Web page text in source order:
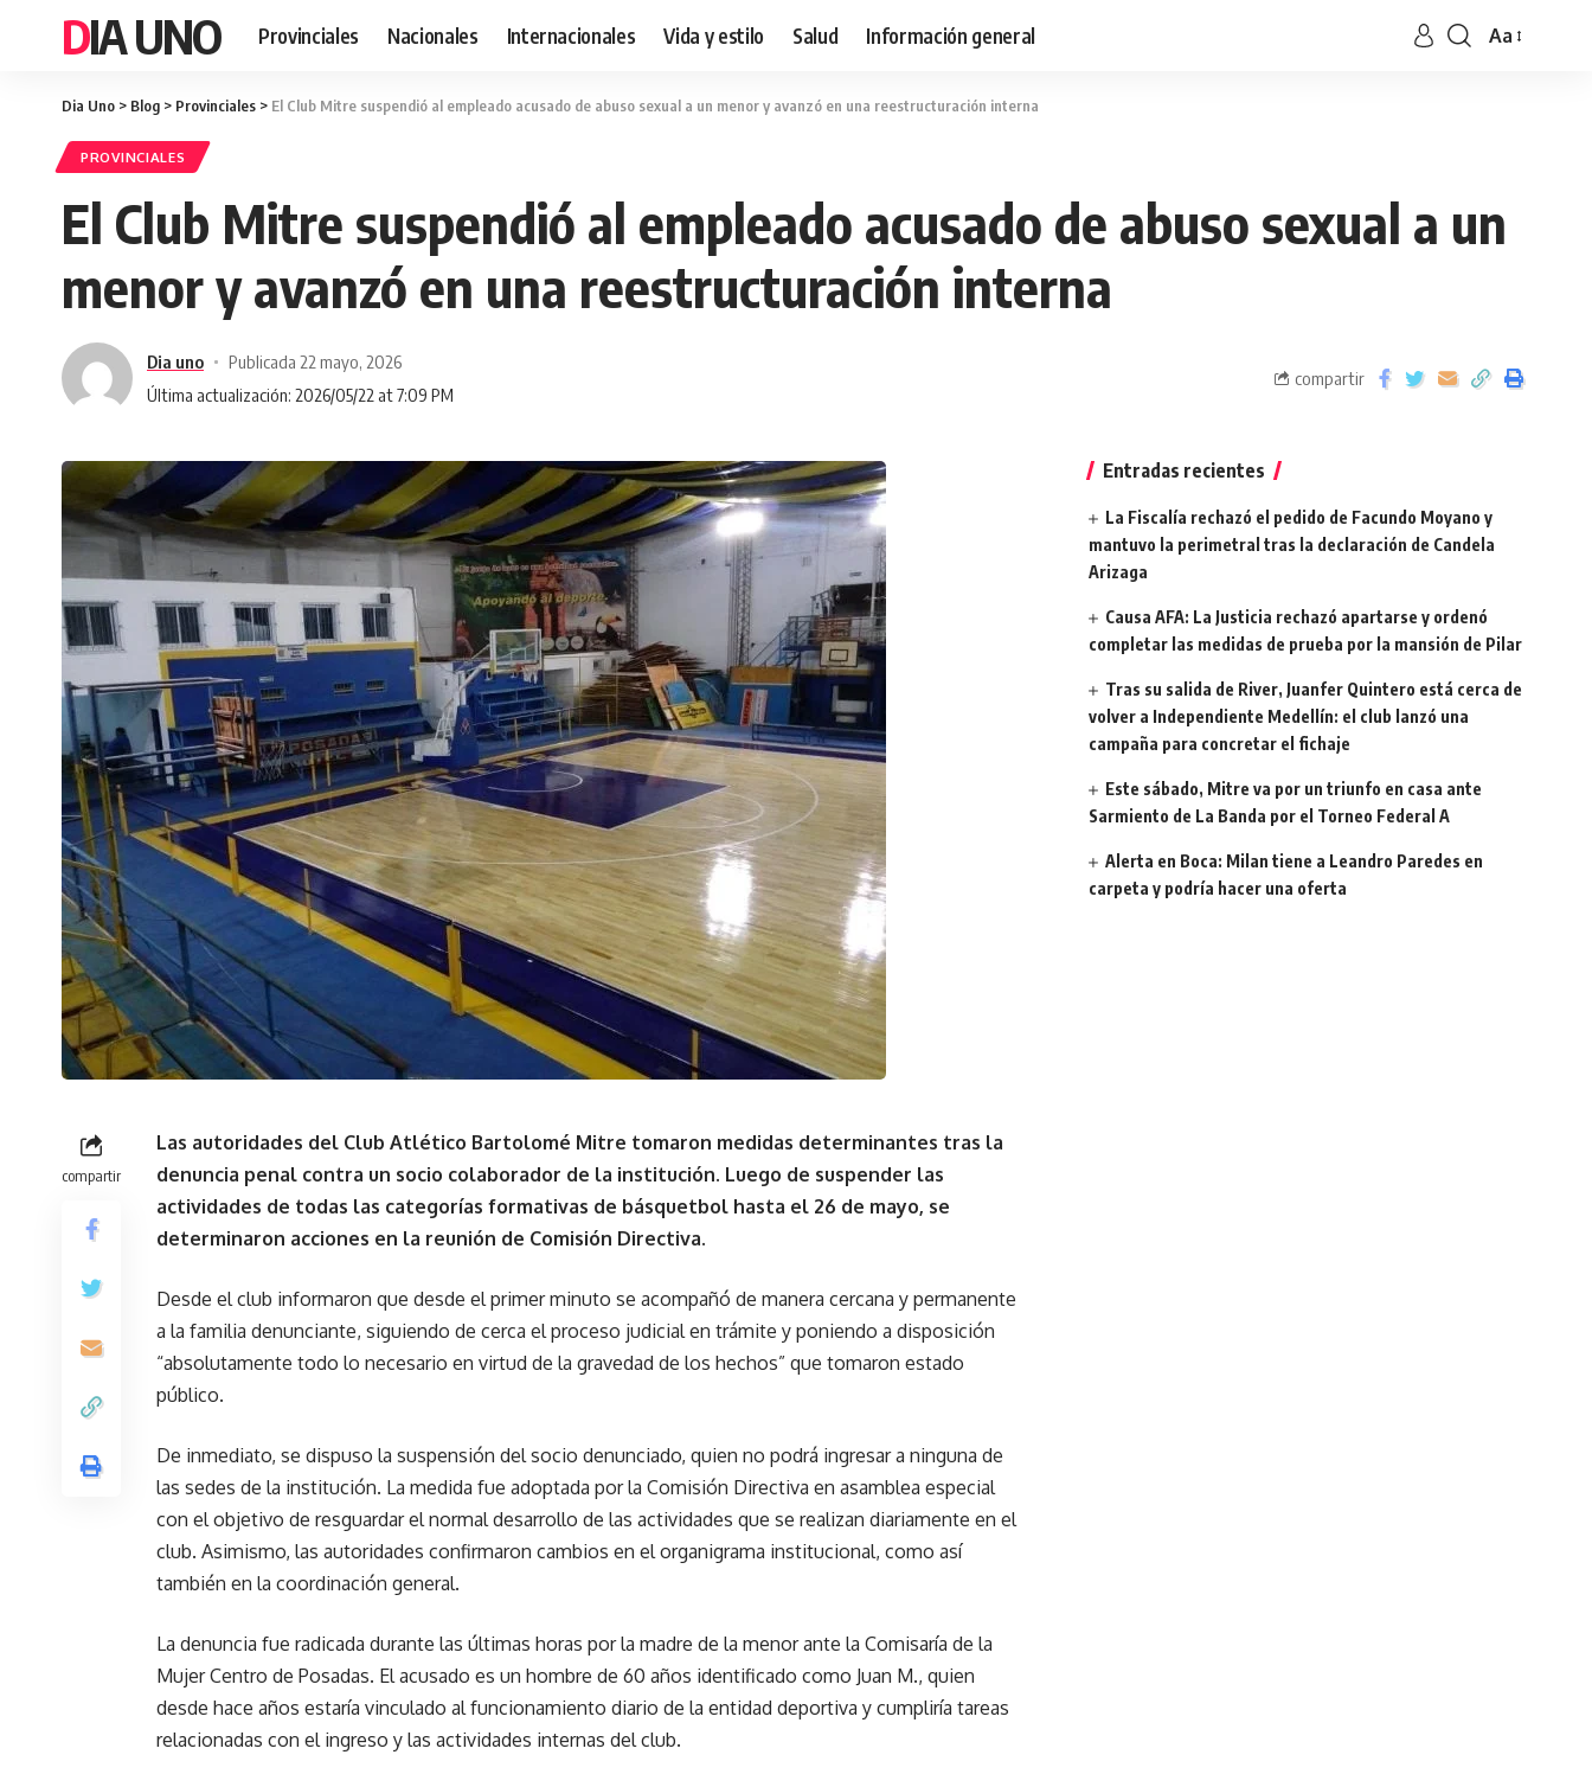
DIA UNO Provinciales Nacionales Internacionales Vida y estilo Salud Información general Aa
Dia Uno > Blog > Provinciales > El Club Mitre suspendió al empleado acusado de abuso sexual a un menor y avanzó en una reestructuración interna
PROVINCIALES
El Club Mitre suspendió al empleado acusado de abuso sexual a un
menor y avanzó en una reestructuración interna
Última actualización: 2026/05/22 at 7:09 PM
Dia uno Publicada 22 mayo, 2026
compartir
compartir
Las autoridades del Club Atlético Bartolomé Mitre tomaron medidas determinantes tras la
denuncia penal contra un socio colaborador de la institución. Luego de suspender las
actividades de todas las categorías formativas de básquetbol hasta el 26 de mayo, se
determinaron acciones en la reunión de Comisión Directiva.
Desde el club informaron que desde el primer minuto se acompañó de manera cercana y permanente
a la familia denunciante, siguiendo de cerca el proceso judicial en trámite y poniendo a disposición
“absolutamente todo lo necesario en virtud de la gravedad de los hechos” que tomaron estado
público.
De inmediato, se dispuso la suspensión del socio denunciado, quien no podrá ingresar a ninguna de
las sedes de la institución. La medida fue adoptada por la Comisión Directiva en asamblea especial
con el objetivo de resguardar el normal desarrollo de las actividades que se realizan diariamente en el
club. Asimismo, las autoridades confirmaron cambios en el organigrama institucional, como así
también en la coordinación general.
La denuncia fue radicada durante las últimas horas por la madre de la menor ante la Comisaría de la
Mujer Centro de Posadas. El acusado es un hombre de 60 años identificado como Juan M., quien
desde hace años estaría vinculado al funcionamiento diario de la entidad deportiva y cumpliría tareas
relacionadas con el ingreso y las actividades internas del club.
Entradas recientes
La Fiscalía rechazó el pedido de Facundo Moyano y
mantuvo la perimetral tras la declaración de Candela
Arizaga
Causa AFA: La Justicia rechazó apartarse y ordenó
completar las medidas de prueba por la mansión de Pilar
Tras su salida de River, Juanfer Quintero está cerca de
volver a Independiente Medellín: el club lanzó una
campaña para concretar el fichaje
Este sábado, Mitre va por un triunfo en casa ante
Sarmiento de La Banda por el Torneo Federal A
Alerta en Boca: Milan tiene a Leandro Paredes en
carpeta y podría hacer una oferta